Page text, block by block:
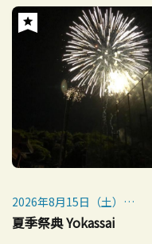
2026年8月15日（土）
※ 如遇雨天或惡劣天氣，活動
延期至16日（星期日）舉行。
夏季祭典 Yokassai